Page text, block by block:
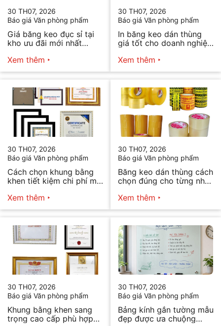
30 TH07, 2026
Báo giá Văn phòng phẩm
Giá băng keo đục sỉ tại
kho ưu đãi mới nhất
Xem thêm
30 TH07, 2026
Báo giá Văn phòng phẩm
In băng keo dán thùng
giá tốt cho doanh nghiệp
Xem thêm
30 TH07, 2026
Báo giá Văn phòng phẩm
Cách chọn khung bằng
khen tiết kiệm chi phí mà
Xem thêm
30 TH07, 2026
Báo giá Văn phòng phẩm
Băng keo dán thùng cách
chọn đúng cho từng nhu
Xem thêm
30 TH07, 2026
Báo giá Văn phòng phẩm
Khung bằng khen sang
trọng cao cấp phù hợp
30 TH07, 2026
Báo giá Văn phòng phẩm
Bảng kính gắn tường mẫu
đẹp được ưa chuộng